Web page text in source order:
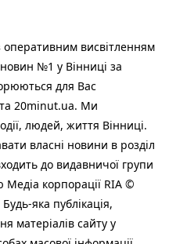
висвітленням
новин №1 у Вінниці за
для Вас
20minut.ua. Ми
людей, життя Вінниці.
власні новини в розділ
до видавничої групи
корпорації RIA ©
яка публiкацiя,
матеріалів сайту у